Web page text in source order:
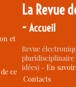
et
ce
La Revue
-Accueil
Revue
idées) -En
Contacts